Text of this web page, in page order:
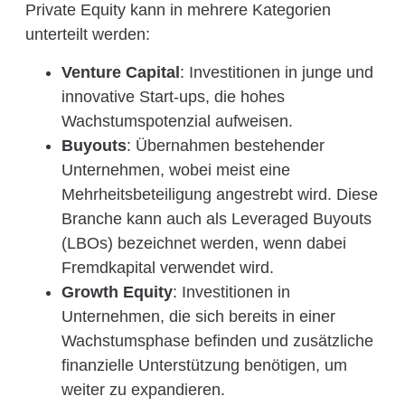
Private Equity kann in mehrere Kategorien
unterteilt werden:
Venture Capital: Investitionen in junge und
innovative Start-ups, die hohes
Wachstumspotenzial aufweisen.
Buyouts: Übernahmen bestehender
Unternehmen, wobei meist eine
Mehrheitsbeteiligung angestrebt wird. Diese
Branche kann auch als Leveraged Buyouts
(LBOs) bezeichnet werden, wenn dabei
Fremdkapital verwendet wird.
Growth Equity: Investitionen in
Unternehmen, die sich bereits in einer
Wachstumsphase befinden und zusätzliche
finanzielle Unterstützung benötigen, um
weiter zu expandieren.